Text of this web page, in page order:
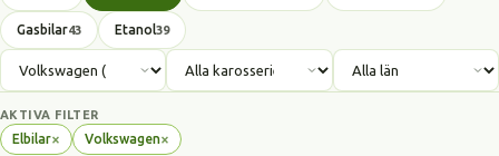
Gasbilar43 Etanol39
AKTIVA FILTER
Elbilar×
Ta
Volkswagen×
Ta